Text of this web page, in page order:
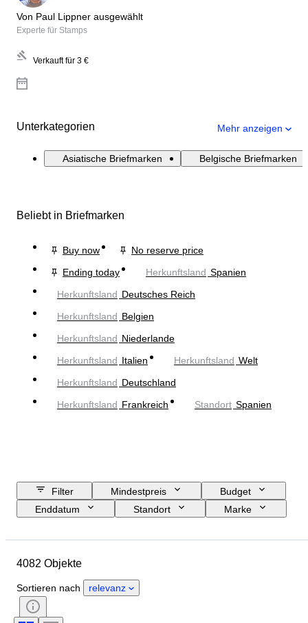
Von Paul Lippner ausgewählt
Experte für Stamps
Verkauft für 3 €
Unterkategorien Mehr anzeigen
Asiatische Briefmarken Belgische Briefmarken
Beliebt in Briefmarken
Buy now
No reserve price
Ending today
Herkunftsland Spanien
Herkunftsland Deutsches Reich
Herkunftsland Belgien
Herkunftsland Niederlande
Herkunftsland Italien Herkunftsland Welt
Herkunftsland Deutschland
Herkunftsland Frankreich Standort Spanien
Filter Mindestpreis
Budget
Enddatum
Standort
Marke
Zustand
Stil
Unterschrift
Einband
Auflage
4082 Objekte
Sortieren nach relevanz